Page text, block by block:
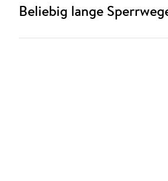
Beliebig lange